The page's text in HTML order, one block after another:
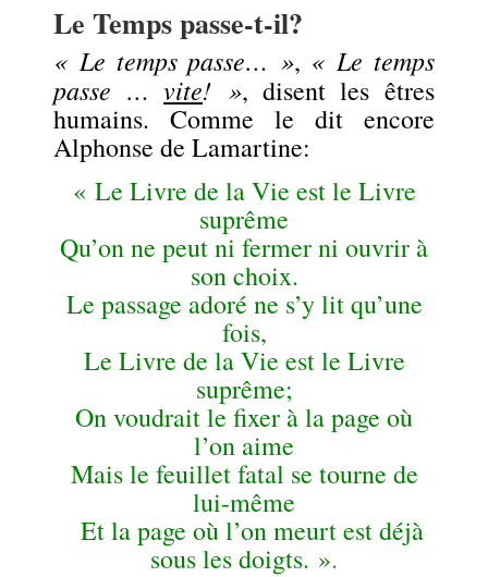
Le Temps passe-t-il?
« Le temps passe… », « Le temps
passe …vite! », disent les êtres
humains. Comme le dit encore
Alphonse de Lamartine:
« Le Livre de la Vie est le Livre
suprême
Qu’on ne peut ni fermer ni ouvrir à
son choix.
Le passage adoré ne s’y lit qu’une
fois,
Le Livre de la Vie est le Livre
suprême;
On voudrait le fixer à la page où
l’on aime
Mais le feuillet fatal se tourne de
lui-même
Et la page où l’on meurt est déjà
sous les doigts. ».